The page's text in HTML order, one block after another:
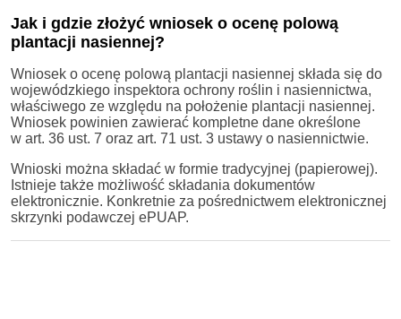
Jak i gdzie złożyć wniosek o ocenę polową
plantacji nasiennej?
Wniosek o ocenę polową plantacji nasiennej składa się do
wojewódzkiego inspektora ochrony roślin i nasiennictwa,
właściwego ze względu na położenie plantacji nasiennej.
Wniosek powinien zawierać kompletne dane określone
w art. 36 ust. 7 oraz art. 71 ust. 3 ustawy o nasiennictwie.
Wnioski można składać w formie tradycyjnej (papierowej).
Istnieje także możliwość składania dokumentów
elektronicznie. Konkretnie za pośrednictwem elektronicznej
skrzynki podawczej ePUAP.